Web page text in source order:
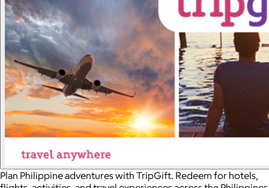
Plan Philippine adventures with TripGift. Redeem for hotels,